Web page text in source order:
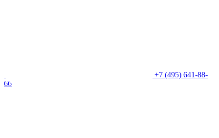
+7 (495) 641-88-
66